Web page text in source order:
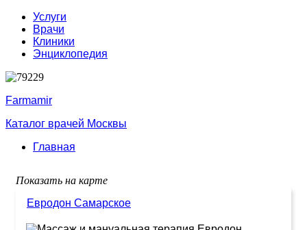
Услуги
Врачи
Клиники
Энциклопедия
Farmamir
Каталог врачей Москвы
Главная
Показать на карте
Евродон Самарское